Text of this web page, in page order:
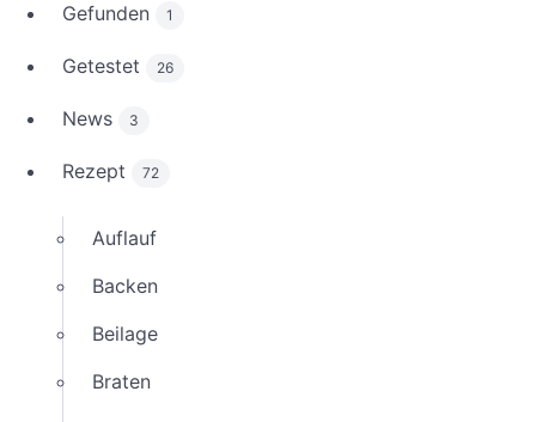
Gefunden 1
Getestet 26
News 3
Rezept 72
Auflauf
Backen
Beilage
Braten